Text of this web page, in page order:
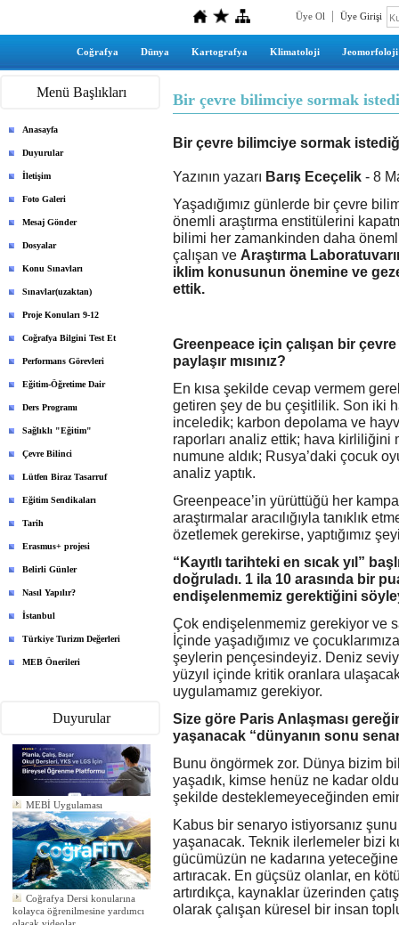
Üye Ol Üye Girişi
Coğrafya Dünya Kartografya Klimatoloji Jeomorfoloji
Menü Başlıkları
Anasayfa
Duyurular
İletişim
Foto Galeri
Mesaj Gönder
Dosyalar
Konu Sınavları
Sınavlar(uzaktan)
Proje Konuları 9-12
Coğrafya Bilgini Test Et
Performans Görevleri
Eğitim-Öğretime Dair
Ders Programı
Sağlıklı "Eğitim"
Çevre Bilinci
Lütfen Biraz Tasarruf
Eğitim Sendikaları
Tarih
Erasmus+ projesi
Belirli Günler
Nasıl Yapılır?
İstanbul
Türkiye Turizm Değerleri
MEB Önerileri
Duyurular
MEBİ Uygulaması
Coğrafya Dersi konularına
kolayca öğrenilmesine yardımcı
olacak videolar
Bir çevre bilimciye sormak
Bir çevre bilimciye sormak
Yazının yazarı Barış Eceçelik - 8
Yaşadığımız günlerde bir çevre
önemli araştırma enstitülerini
bilimi her zamankinden daha
çalışan ve Araştırma
iklim konusunun önemine ve
ettik.
Greenpeace için çalışan bir
paylaşır mısınız?
En kısa şekilde cevap vermem
getiren şey de bu çeşitlilik. Son iki
inceledik; karbon depolama ve
raporları analiz ettik; hava
numune aldık; Rusya’daki çocuk
analiz yaptık.
Greenpeace’in yürüttüğü her
araştırmalar aracılığıyla tanıklık
özetlemek gerekirse, yaptığımız
“Kayıtlı tarihteki en sıcak yıl”
doğruladı. 1 ila 10 arasında bir
endişelenmemiz gerektiğini
Çok endişelenmemiz gerekiyor ve
İçinde yaşadığımız ve
şeylerin pençesindeyiz. Deniz
yüzyıl içinde kritik oranlara
uygulamamız gerekiyor.
Size göre Paris Anlaşması
yaşanacak “dünyanın sonu
Bunu öngörmek zor. Dünya bizim
yaşadık, kimse henüz ne kadar
şekilde desteklemeyeceğinden
Kabus bir senaryo istiyorsanız
yaşanacak. Teknik ilerlemeler bizi
gücümüzün ne kadarına
artıracak. En güçsüz olanlar, en
artırdıkça, kaynaklar üzerinden
olarak çalışan küresel bir insan